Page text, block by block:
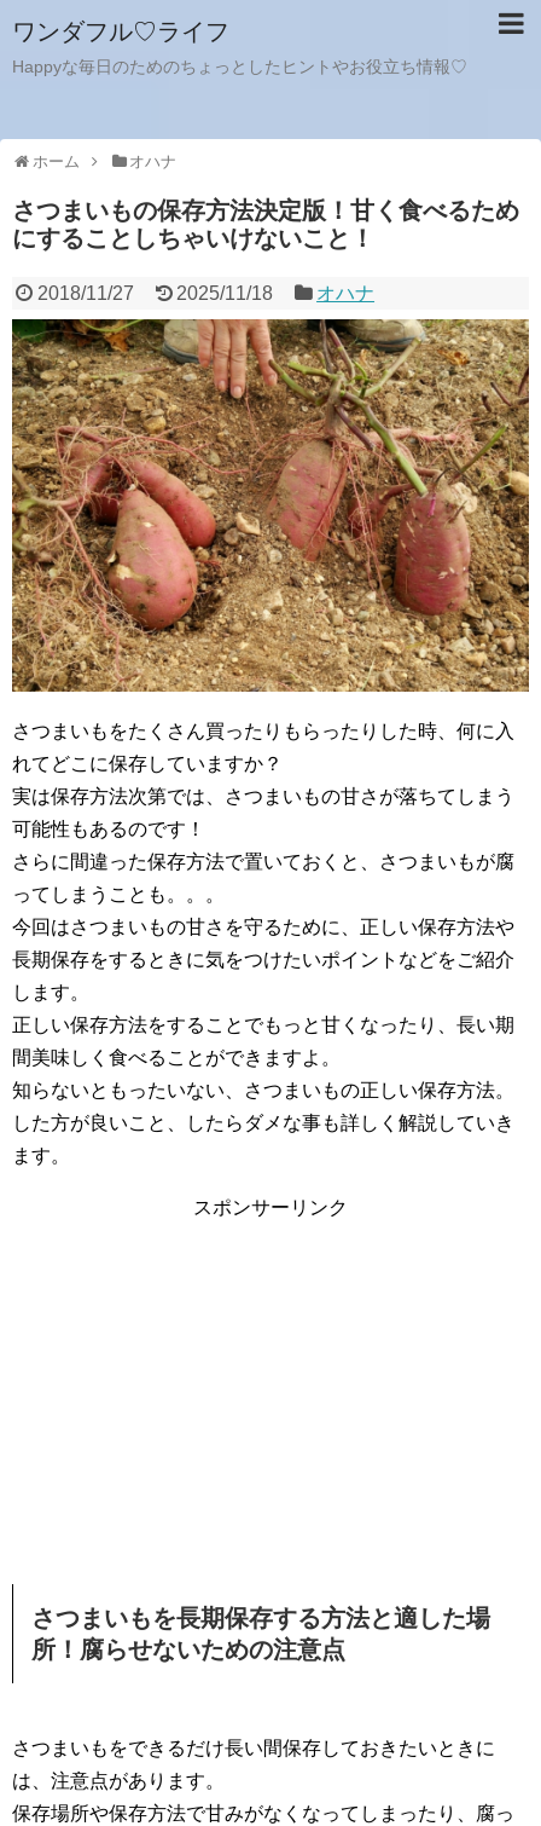
ワンダフル♡ライフ
Happyな毎日のためのちょっとしたヒントやお役立ち情報♡
ホーム オハナ
さつまいもの保存方法決定版！甘く食べるため
にすることしちゃいけないこと！
2018/11/27 2025/11/18 オハナ
さつまいもをたくさん買ったりもらったりした時、何に入
れてどこに保存していますか？
実は保存方法次第では、さつまいもの甘さが落ちてしまう
可能性もあるのです！
さらに間違った保存方法で置いておくと、さつまいもが腐
ってしまうことも。。。
今回はさつまいもの甘さを守るために、正しい保存方法や
長期保存をするときに気をつけたいポイントなどをご紹介
します。
正しい保存方法をすることでもっと甘くなったり、長い期
間美味しく食べることができますよ。
知らないともったいない、さつまいもの正しい保存方法。
した方が良いこと、したらダメな事も詳しく解説していき
ます。
スポンサーリンク
さつまいもを長期保存する方法と適した場
所！腐らせないための注意点
さつまいもをできるだけ長い間保存しておきたいときに
は、注意点があります。
保存場所や保存方法で甘みがなくなってしまったり、腐っ